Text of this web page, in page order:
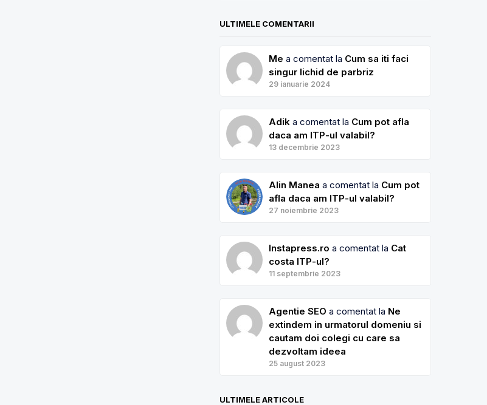
ULTIMELE COMENTARII
Me a comentat la Cum sa iti faci
singur lichid de parbriz
29 ianuarie 2024
Adik a comentat la Cum pot afla
daca am ITP-ul valabil?
13 decembrie 2023
Alin Manea a comentat la Cum pot
afla daca am ITP-ul valabil?
27 noiembrie 2023
Instapress.ro a comentat la Cat
costa ITP-ul?
11 septembrie 2023
Agentie SEO a comentat la Ne
extindem in urmatorul domeniu si
cautam doi colegi cu care sa
dezvoltam ideea
25 august 2023
ULTIMELE ARTICOLE